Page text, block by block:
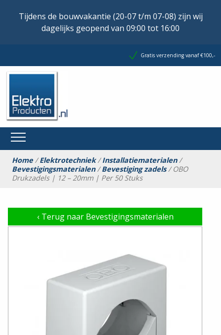
Tijdens de bouwvakantie (20-07 t/m 07-08) zijn wij
dagelijks geopend van 09:00 tot 16:00
Gratis verzending vanaf €100,-
Home/Elektrotechniek/Installatiematerialen/
Bevestigingsmaterialen/Bevestiging zadels/ OBO
Drukzadels | 12 – 20mm | Per 50 Stuks
‹Terug naar Bevestigingsmaterialen